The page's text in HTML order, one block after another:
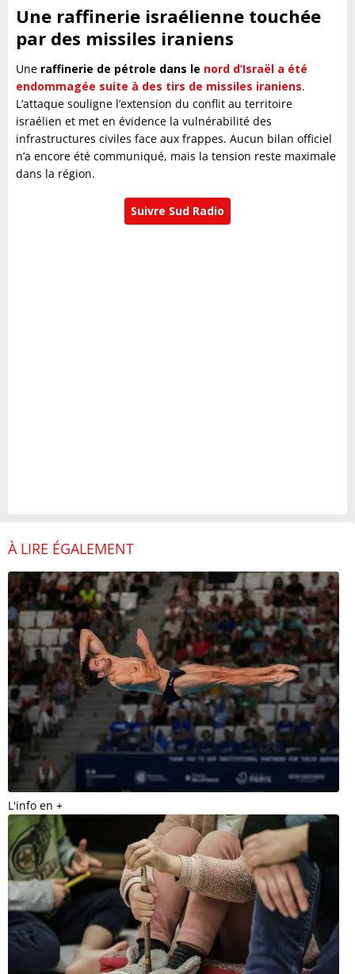
Une raffinerie israélienne touchée
par des missiles iraniens
Une raffinerie de pétrole dans le nord d’Israël a été
endommagée suite à des tirs de missiles iraniens.
L’attaque souligne l’extension du conflit au territoire
israélien et met en évidence la vulnérabilité des
infrastructures civiles face aux frappes. Aucun bilan officiel
n’a encore été communiqué, mais la tension reste maximale
dans la région.
Suivre Sud Radio
À LIRE ÉGALEMENT
L'info en +